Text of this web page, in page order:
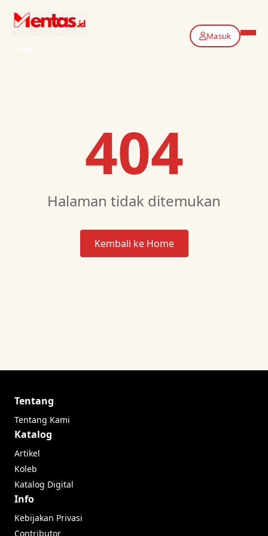
Masuk
404
Halaman tidak ditemukan
Kembali ke Home
Tentang
Tentang Kami
Katalog
Artikel
Koleb
Katalog Digital
Info
Kebijakan Privasi
Contributor